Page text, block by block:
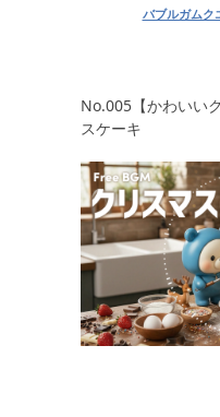
バブルガムク
No.005【かわいい
スケーキ